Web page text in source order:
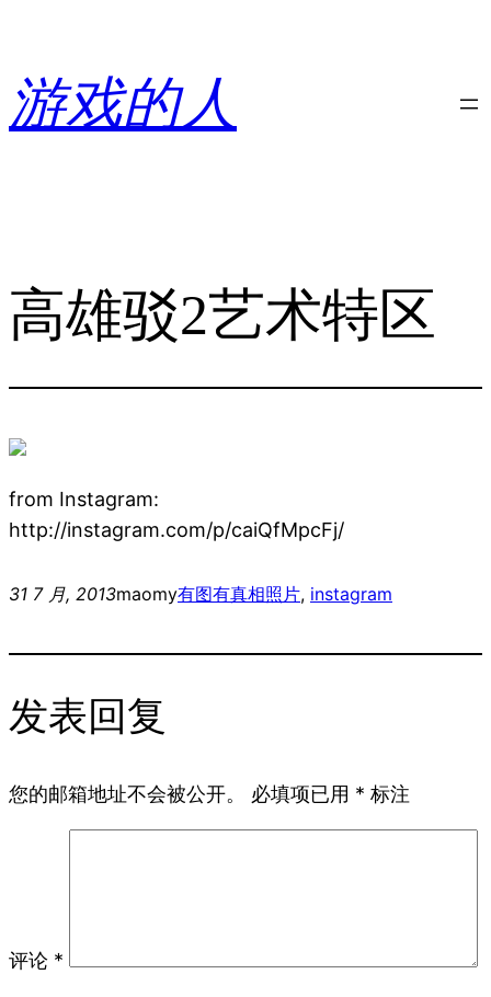
内
容
游戏的人
高雄驳2艺术特区
from Instagram:
http://instagram.com/p/caiQfMpcFj/
31 7 月, 2013maomy有图有真相照片, instagram
发表回复
您的邮箱地址不会被公开。 必填项已用 * 标注
评论 *